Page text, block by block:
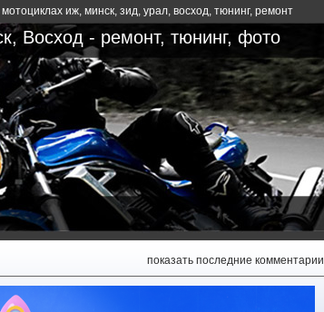
иж, минск, зид, урал, восход,тюнинг,ремонт
Восход - ремонт, тюнинг, фото
показать последние комментарии